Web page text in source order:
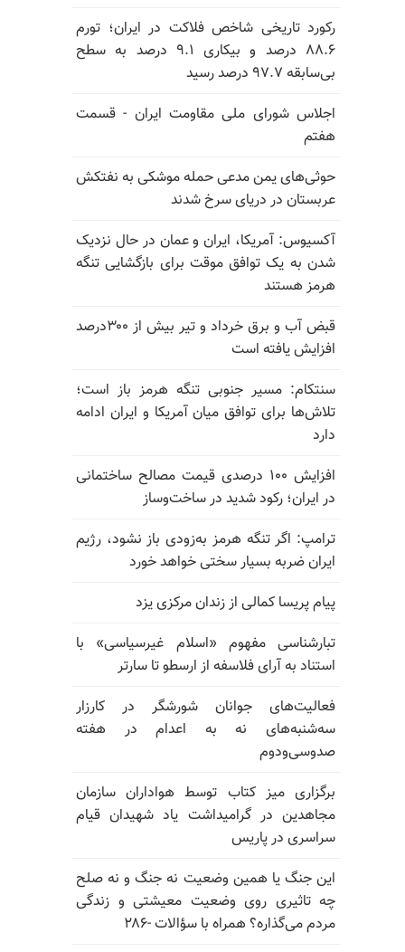
رکورد تاریخی شاخص فلاکت در ایران؛ تورم
۸۸.۶ درصد و بیکاری ۹.۱ درصد به سطح
بی‌سابقه ۹۷.۷ درصد رسید
اجلاس شورای ملی مقاومت ایران - قسمت
هفتم
حوثی‌های یمن مدعی حمله موشکی به نفتکش
عربستان در دریای سرخ شدند
آکسیوس: آمریکا، ایران و عمان در حال نزدیک
شدن به یک توافق موقت برای بازگشایی تنگه
هرمز هستند
قبض آب و برق خرداد و تیر بیش از ۳۰۰درصد
افزایش یافته است
سنتکام: مسیر جنوبی تنگه هرمز باز است؛
تلاش‌ها برای توافق میان آمریکا و ایران ادامه
دارد
افزایش ۱۰۰ درصدی قیمت مصالح ساختمانی
در ایران؛ رکود شدید در ساخت‌وساز
ترامپ: اگر تنگه هرمز به‌زودی باز نشود، رژیم
ایران ضربه بسیار سختی خواهد خورد
پیام پریسا کمالی از زندان مرکزی یزد
تبارشناسی مفهوم «اسلام غیرسیاسی» با
استناد به آرای فلاسفه از ارسطو تا سارتر
فعالیت‌های جوانان شورشگر در کارزار
سه‌شنبه‌های نه به اعدام در هفته
صدوسی‌و‌دوم
برگزاری میز کتاب توسط هواداران سازمان
مجاهدین در گرامیداشت یاد شهیدان قیام
سراسری در پاریس
این جنگ یا همین وضعیت نه جنگ و نه صلح
چه تاثیری روی وضعیت معیشتی و زندگی
مردم می‌گذاره؟ همراه با سؤالات -۲۸۶